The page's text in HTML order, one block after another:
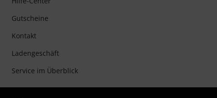
Gutscheine
Kontakt
Ladengeschäft
Service im Überblick